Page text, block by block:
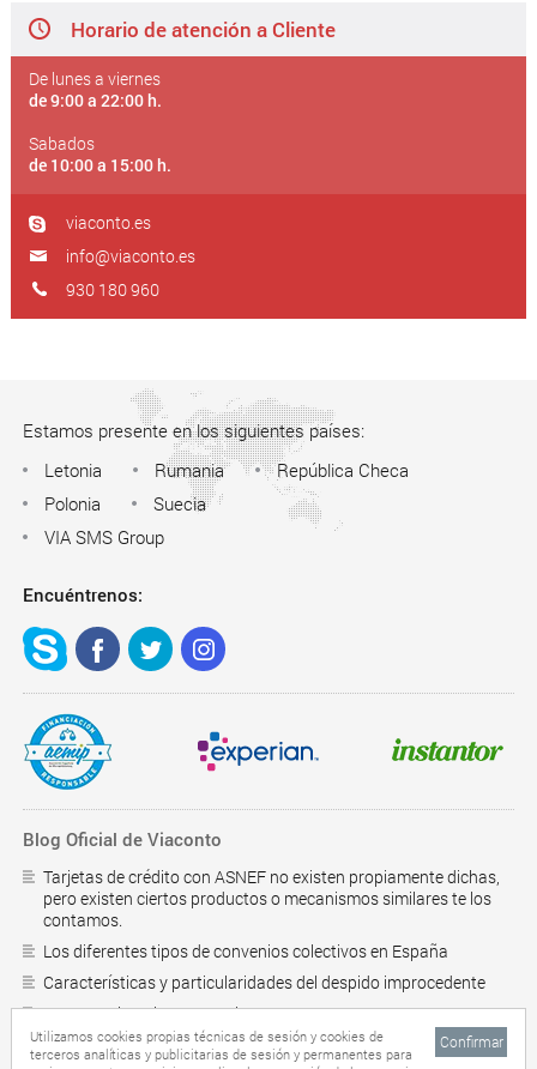
Horario de atención a Cliente
De lunes a viernes
de 9:00 a 22:00 h.
Sabados
de 10:00 a 15:00 h.
viaconto.es
info@viaconto.es
930 180 960
Estamos presente en los siguientes países:
Letonia
Rumania
República Checa
Polonia
Suecia
VIA SMS Group
Encuéntrenos:
Blog Oficial de Viaconto
Tarjetas de crédito con ASNEF no existen propiamente dichas,
pero existen ciertos productos o mecanismos similares te los
contamos.
Los diferentes tipos de convenios colectivos en España
Características y particularidades del despido improcedente
¿Como saber si estoy en el RAI?
Préstamos personales online
Mas
Utilizamos cookies propias técnicas de sesión y cookies de
terceros analíticas y publicitarias de sesión y permanentes para
Confirmar